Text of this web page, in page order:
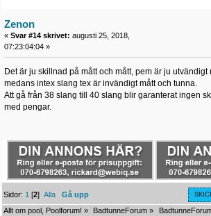
Zenon
« Svar #14 skrivet: augusti 25, 2018,
07:23:04:04 »
Det är ju skillnad på mått och mått, pem är ju utvändigt
medans intex slang tex är invändigt mått och tunna.
Att gå från 38 slang till 40 slang blir garanterat ingen
med pengar.
Sidor: 1 [2]Alla
Gå upp
Allt om pool, Poolforum! » BadtunneForum »